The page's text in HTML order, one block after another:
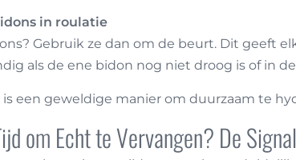
in roulatie
Gebruik ze dan om de beurt. Dit geeft
als de ene bidon nog niet droog is of in
is een geweldige manier om duurzaam te
om Echt te Vervangen? De